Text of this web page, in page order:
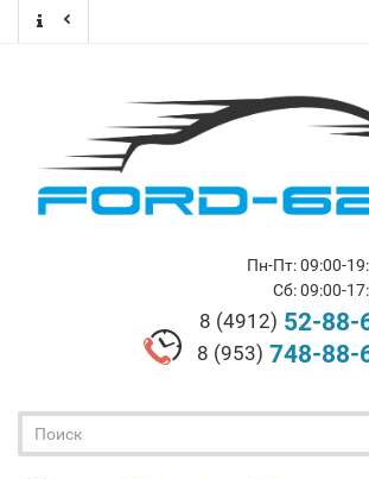
Пн-Пт: 09:00-
Сб: 09:00-
8 (4912) 52-88-
8 (953) 748-88-